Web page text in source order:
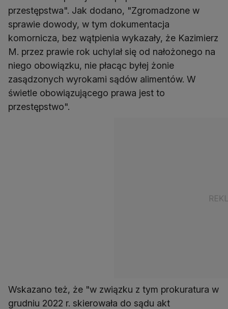
przestępstwa". Jak dodano, "Zgromadzone w
sprawie dowody, w tym dokumentacja
komornicza, bez wątpienia wykazały, że Kazimierz
M. przez prawie rok uchylał się od nałożonego na
niego obowiązku, nie płacąc byłej żonie
zasądzonych wyrokami sądów alimentów. W
świetle obowiązującego prawa jest to
przestępstwo".
Wskazano też, że "w związku z tym prokuratura w
grudniu 2022 r. skierowała do sądu akt